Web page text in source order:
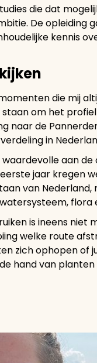
die dat
De opleiding
kennis
die mij
om het
naar de
in
aan
jaar kregen
van
flora
is ineens
welke route
zich ophopen of
hand van